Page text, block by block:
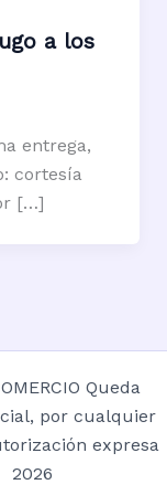
a los
entrega,
cortesía
[…]
Queda
por cualquier
expresa
2026